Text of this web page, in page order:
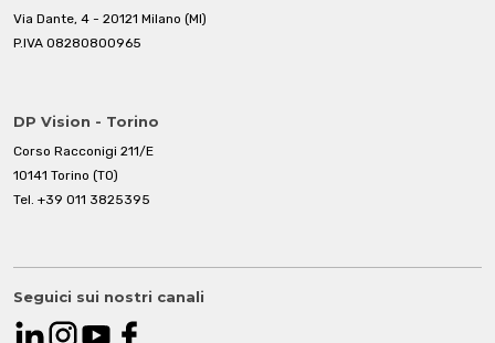
Via Dante, 4 - 20121 Milano (MI)
P.IVA 08280800965
DP Vision - Torino
Corso Racconigi 211/E
10141 Torino (TO)
Tel. +39 011 3825395
Seguici sui nostri canali